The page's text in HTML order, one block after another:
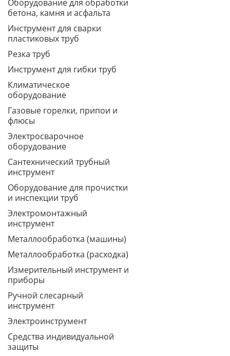
Оборудование для обработки
бетона, камня и асфальта
Инструмент для сварки
пластиковых труб
Резка труб
Инструмент для гибки труб
Климатическое
оборудование
Газовые горелки, припои и
флюсы
Электросварочное
оборудование
Сантехнический трубный
инструмент
Оборудование для прочистки
и инспекции труб
Электромонтажный
инструмент
Металлообработка (машины)
Металлообработка (расходка)
Измерительный инструмент и
приборы
Ручной слесарный
инструмент
Электроинструмент
Средства индивидуальной
защиты